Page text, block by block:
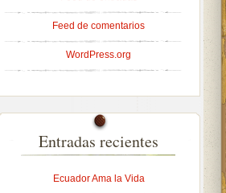
Feed de comentarios
WordPress.org
Entradas recientes
Ecuador Ama la Vida